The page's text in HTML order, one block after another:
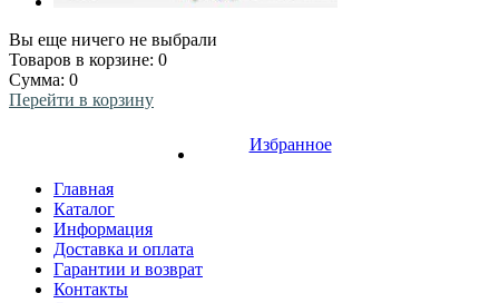
Вы еще ничего не выбрали
Товаров в корзине: 0
Сумма: 0
Перейти в корзину
Избранное
Главная
Каталог
Информация
Доставка и оплата
Гарантии и возврат
Контакты